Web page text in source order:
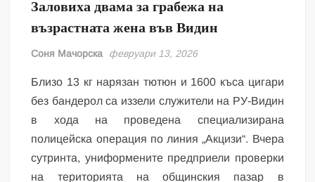
Заловиха двама за грабежа на
възрастната жена във Видин
Соня Мачорска февруари 13, 2026
Близо 13 кг нарязан тютюн и 1600 къса цигари
без бандерол са иззели служители на РУ-Видин
в хода на проведена специализирана
полицейска операция по линия „Акцизи“. Вчера
сутринта, униформените предприели проверки
на територията на общинския пазар в